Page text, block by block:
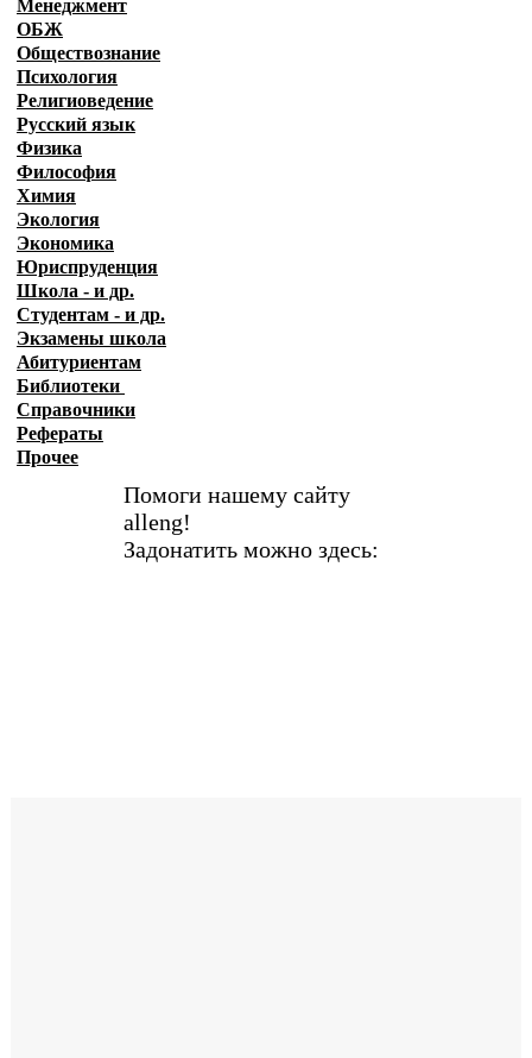
Менеджмент
ОБЖ
Обществознание
Психология
Религиоведение
Русский язык
Физика
Философия
Химия
Экология
Экономика
Юриспруденция
Школа - и др.
Студентам - и др.
Экзамены школа
Абитуриентам
Библиотеки
Справочники
Рефераты
Прочее
Помоги нашему сайту
alleng!
Задонатить можно здесь: